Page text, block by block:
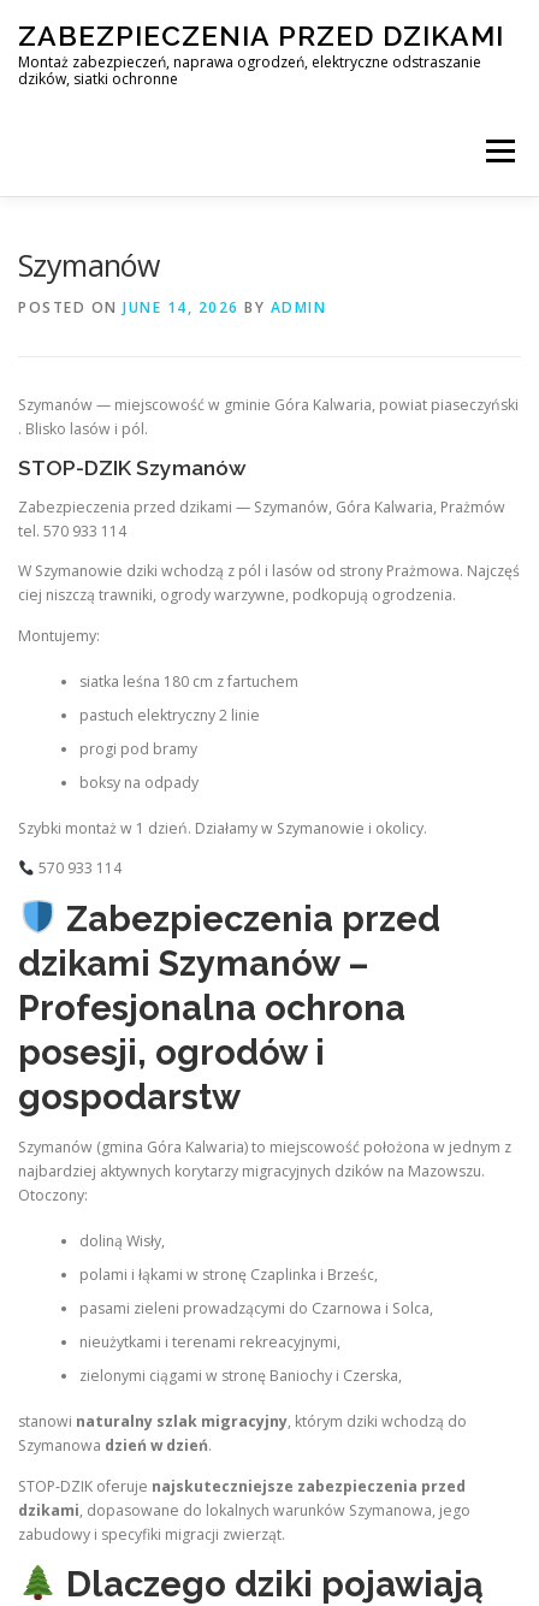
content
ZABEZPIECZENIA PRZED DZIKAMI
Montaż zabezpieczeń, naprawa ogrodzeń, elektryczne odstraszanie
dzików, siatki ochronne
Menu
ZABEZPIECZENIA PRZED DZIKAMI
KONTAKT
Szymanów
POSTED ON JUNE 14, 2026 BY ADMIN
Szymanów — miejscowość w gminie Góra Kalwaria, powiat piaseczyński
. Blisko lasów i pól.
STOP-DZIK Szymanów
Zabezpieczenia przed dzikami — Szymanów, Góra Kalwaria, Prażmów
tel. 570 933 114
W Szymanowie dziki wchodzą z pól i lasów od strony Prażmowa. Najczęś
ciej niszczą trawniki, ogrody warzywne, podkopują ogrodzenia.
Montujemy:
siatka leśna 180 cm z fartuchem
pastuch elektryczny 2 linie
progi pod bramy
boksy na odpady
Szybki montaż w 1 dzień. Działamy w Szymanowie i okolicy.
570 933 114
Zabezpieczenia przed
dzikami Szymanów –
Profesjonalna ochrona
posesji, ogrodów i
gospodarstw
Szymanów (gmina Góra Kalwaria) to miejscowość położona w jednym z
najbardziej aktywnych korytarzy migracyjnych dzików na Mazowszu.
Otoczony:
doliną Wisły,
polami i łąkami w stronę Czaplinka i Brześc,
pasami zieleni prowadzącymi do Czarnowa i Solca,
nieużytkami i terenami rekreacyjnymi,
zielonymi ciągami w stronę Baniochy i Czerska,
stanowi naturalny szlak migracyjny, którym dziki wchodzą do
Szymanowa dzień w dzień.
STOP‑DZIK oferuje najskuteczniejsze zabezpieczenia przed
dzikami, dopasowane do lokalnych warunków Szymanowa, jego
zabudowy i specyfiki migracji zwierząt.
Dlaczego dziki pojawiają